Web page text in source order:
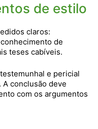
de estilo
claros:
de
teses cabíveis.
e pericial
conclusão deve
com os argumentos